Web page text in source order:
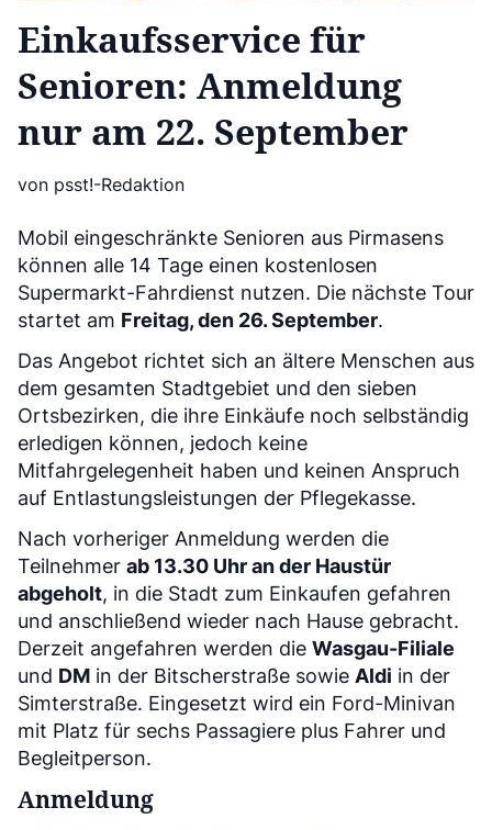
Einkaufsservice für
Senioren: Anmeldung
nur am 22. September
von psst!-Redaktion
Mobil eingeschränkte Senioren aus Pirmasens
können alle 14 Tage einen kostenlosen
Supermarkt-Fahrdienst nutzen. Die nächste Tour
startet am Freitag, den 26. September.
Das Angebot richtet sich an ältere Menschen aus
dem gesamten Stadtgebiet und den sieben
Ortsbezirken, die ihre Einkäufe noch selbständig
erledigen können, jedoch keine
Mitfahrgelegenheit haben und keinen Anspruch
auf Entlastungsleistungen der Pflegekasse.
Nach vorheriger Anmeldung werden die
Teilnehmer ab 13.30 Uhr an der Haustür
abgeholt, in die Stadt zum Einkaufen gefahren
und anschließend wieder nach Hause gebracht.
Derzeit angefahren werden die Wasgau-Filiale
und DM in der Bitscherstraße sowie Aldi in der
Simterstraße. Eingesetzt wird ein Ford-Minivan
mit Platz für sechs Passagiere plus Fahrer und
Begleitperson.
Anmeldung